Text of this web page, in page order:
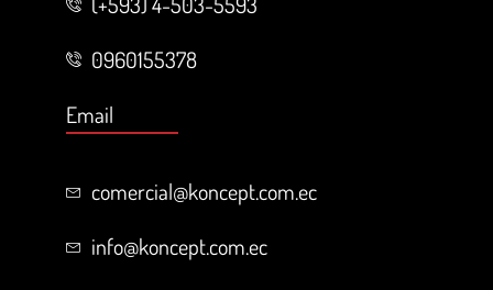
0960155378
Email
comercial@koncept.com.ec
info@koncept.com.ec